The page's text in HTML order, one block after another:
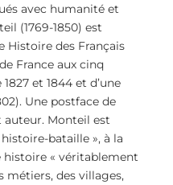
avec humanité et
(1769-1850) est
Histoire des Français
France aux cinq
et 1844 et d’une
Une postface de
auteur. Monteil est
histoire-bataille », à la
« véritablement
métiers, des villages,